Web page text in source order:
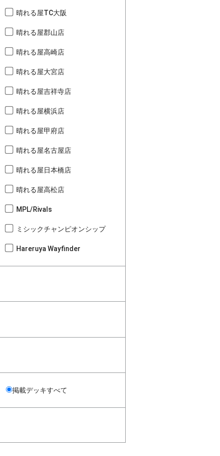
晴れる屋TC大阪
晴れる屋郡山店
晴れる屋高崎店
晴れる屋大宮店
晴れる屋吉祥寺店
晴れる屋横浜店
晴れる屋甲府店
晴れる屋名古屋店
晴れる屋日本橋店
晴れる屋高松店
MPL/Rivals
ミシックチャンピオンシップ
Hareruya Wayfinder
掲載デッキすべて